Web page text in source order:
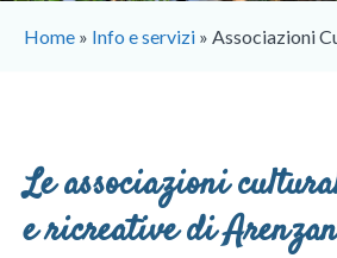
Home » Info e servizi » Associazioni
Le associazioni
e ricreative di